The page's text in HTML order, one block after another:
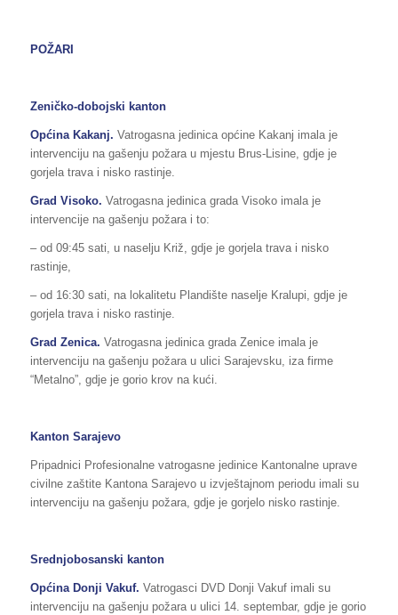
POŽARI
Zeničko-dobojski kanton
Općina Kakanj. Vatrogasna jedinica općine Kakanj imala je
intervenciju na gašenju požara u mjestu Brus-Lisine, gdje je
gorjela trava i nisko rastinje.
Grad Visoko. Vatrogasna jedinica grada Visoko imala je
intervencije na gašenju požara i to:
– od 09:45 sati, u naselju Križ, gdje je gorjela trava i nisko
rastinje,
– od 16:30 sati, na lokalitetu Plandište naselje Kralupi, gdje je
gorjela trava i nisko rastinje.
Grad Zenica. Vatrogasna jedinica grada Zenice imala je
intervenciju na gašenju požara u ulici Sarajevsku, iza firme
“Metalno”, gdje je gorio krov na kući.
Kanton Sarajevo
Pripadnici Profesionalne vatrogasne jedinice Kantonalne uprave
civilne zaštite Kantona Sarajevo u izvještajnom periodu imali su
intervenciju na gašenju požara, gdje je gorjelo nisko rastinje.
Srednjobosanski kanton
Općina Donji Vakuf. Vatrogasci DVD Donji Vakuf imali su
intervenciju na gašenju požara u ulici 14. septembar, gdje je gorio